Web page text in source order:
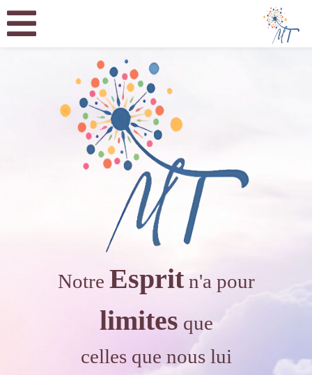
Notre Espritn'a pour
limites que
celles que nous lui